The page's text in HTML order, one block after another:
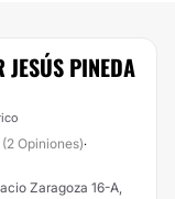
JESÚS PINEDA
(2 Opiniones)·
Zaragoza 16-A,